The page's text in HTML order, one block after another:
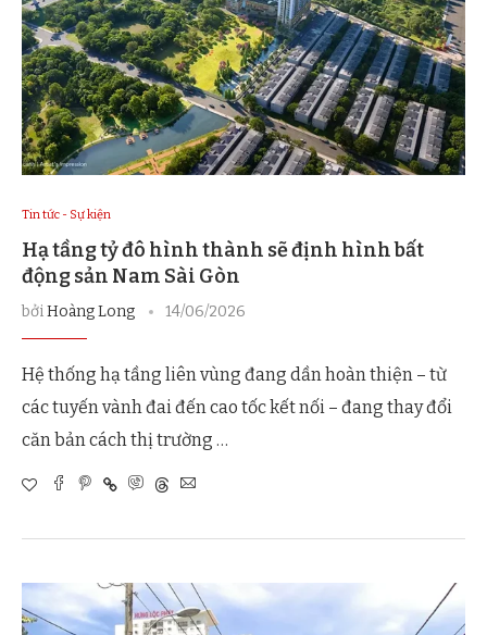
Tin tức - Sự kiện
Hạ tầng tỷ đô hình thành sẽ định hình bất
động sản Nam Sài Gòn
bởiHoàng Long 14/06/2026
Hệ thống hạ tầng liên vùng đang dần hoàn thiện – từ
các tuyến vành đai đến cao tốc kết nối – đang thay đổi
căn bản cách thị trường …